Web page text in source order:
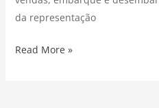
da representação
Read More »